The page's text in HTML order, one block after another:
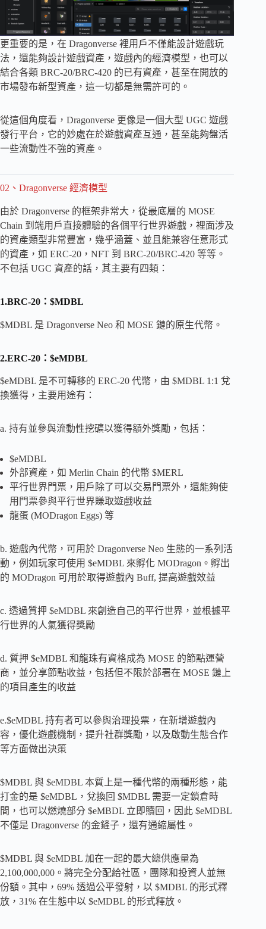
更重要的是，在 Dragonverse 裡用戶不僅能設計遊戲玩
法，還能夠設計遊戲資產，遊戲內的經濟模型，也可以
結合各類 BRC-20/BRC-4​​20 的已有資產，甚至在開放的
市場發布新型資產，這一切都是無需許可的。
從這個角度看，Dragonverse 更像是一個大型 UGC 遊戲
發行平台，它的妙處在於遊戲資產互通，甚至能夠盤活
一些流動性不強的資產。
02、Dragonverse 經濟模型
由於 Dragonverse 的框架非常大，從最底層的 MOSE
Chain 到端用戶直接體驗的各個平行世界遊戲，裡面涉及
的資產類型非常豐富，幾乎涵蓋、並且能兼容任意形式
的資產，如 ERC-20，NFT 到 BRC-20/BRC-4​​20 等等。
不包括 UGC 資產的話，其主要有四類：
1.BRC-20：$MDBL
$MDBL 是 Dragonverse Neo 和 MOSE 鏈的原生代幣。
2.ERC-20：$eMDBL
$eMDBL 是不可轉移的 ERC-20 代幣，由 $MDBL 1:1 兌
換獲得，主要用途有：
a. 持有並參與流動性挖礦以獲得額外獎勵，包括：
$eMDBL
外部資產，如 Merlin Chain 的代幣 $MERL
平行世界門票，用戶除了可以交易門票外，還能夠使
用門票參與平行世界賺取遊戲收益
龍蛋 (MODragon Eggs) 等
b. 遊戲內代幣，可用於 Dragonverse Neo 生態的一系列活
動，例如玩家可使用 $eMDBL 來孵化 MODragon。孵出
的 MODragon 可用於取得遊戲內 Buff, 提高遊戲效益
c. 透過質押 $eMDBL 來創造自己的平行世界，並根據平
行世界的人氣獲得獎勵
d. 質押 $eMDBL 和龍珠有資格成為 MOSE 的節點運營
商，並分享節點收益，包括但不限於部署在 MOSE 鏈上
的項目產生的收益
e.$eMDBL 持有者可以參與治理投票，在新增遊戲內
容，優化遊戲機制，提升社群獎勵，以及啟動生態合作
等方面做出決策
$MDBL 與 $eMDBL 本質上是一種代幣的兩種形態，能
打金的是 $eMDBL，兌換回 $MDBL 需要一定鎖倉時
間，也可以燃燒部分 $eMBDL 立即贖回，因此 $eMDBL
不僅是 Dragonverse 的金鏟子，還有通縮屬性。
$MDBL 與 $eMDBL 加在一起的最大總供應量為
2,100,000,000。將完全分配給社區，團隊和投資人並無
份額。其中，69% 透過公平發射，以 $MDBL 的形式釋
放，31% 在生態中以 $eMDBL 的形式釋放。